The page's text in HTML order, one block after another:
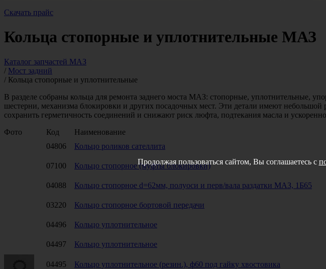
Скачать прайс
Кольца стопорные и уплотнительные МАЗ
Каталог запчастей МАЗ
/ Мост задний
/ Кольца стопорные и уплотнительные
В разделе собраны кольца для ремонта заднего моста МАЗ: стопорные, уплотнительные,
шестерни, механизма блокировки и других посадочных мест. Эти детали имеют
сохранить герметичность соединений и снижают риск люфта, подтекания масла и
Фото
Код Наименование
04806
Кольцо роликов сателлита
07100
Кольцо стопорное (муфты блокировки)
04088
Кольцо стопорное d=62мм, полуоси и перв/вала раздатки МАЗ, 1Б65
03220
Кольцо стопорное бортовой передачи
04496
Кольцо уплотнительное
04497
Кольцо уплотнительное
04495
Кольцо уплотнительное (резин.), ф60 под гайку хвостовика
Продолжая пользоваться сайтом, Вы соглашаетесь с